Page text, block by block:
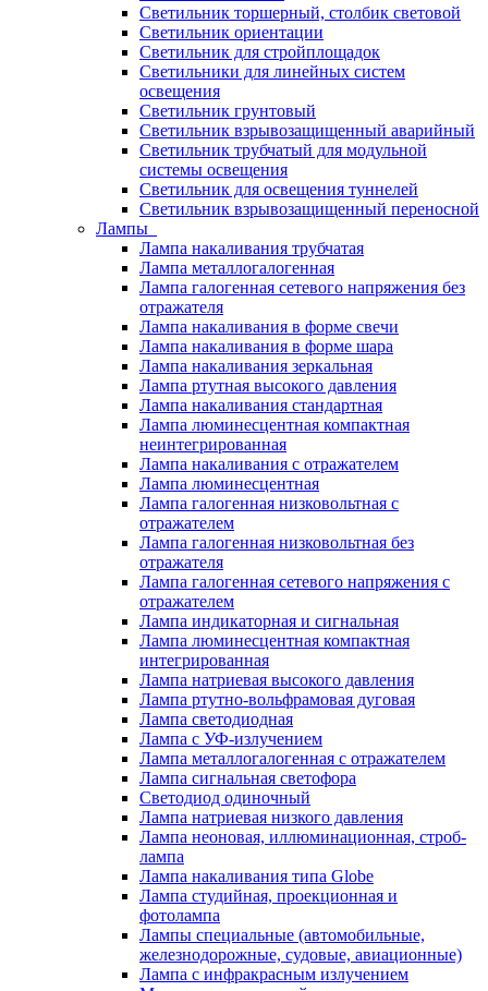
Светильник торшерный, столбик световой
Светильник ориентации
Светильник для стройплощадок
Светильники для линейных систем
освещения
Светильник грунтовый
Светильник взрывозащищенный аварийный
Светильник трубчатый для модульной
системы освещения
Светильник для освещения туннелей
Светильник взрывозащищенный переносной
Лампы
Лампа накаливания трубчатая
Лампа металлогалогенная
Лампа галогенная сетевого напряжения без
отражателя
Лампа накаливания в форме свечи
Лампа накаливания в форме шара
Лампа накаливания зеркальная
Лампа ртутная высокого давления
Лампа накаливания стандартная
Лампа люминесцентная компактная
неинтегрированная
Лампа накаливания с отражателем
Лампа люминесцентная
Лампа галогенная низковольтная с
отражателем
Лампа галогенная низковольтная без
отражателя
Лампа галогенная сетевого напряжения с
отражателем
Лампа индикаторная и сигнальная
Лампа люминесцентная компактная
интегрированная
Лампа натриевая высокого давления
Лампа ртутно-вольфрамовая дуговая
Лампа светодиодная
Лампа с УФ-излучением
Лампа металлогалогенная с отражателем
Лампа сигнальная светофора
Светодиод одиночный
Лампа натриевая низкого давления
Лампа неоновая, иллюминационная, строб-
лампа
Лампа накаливания типа Globe
Лампа студийная, проекционная и
фотолампа
Лампы специальные (автомобильные,
железнодорожные, судовые, авиационные)
Лампа с инфракрасным излучением